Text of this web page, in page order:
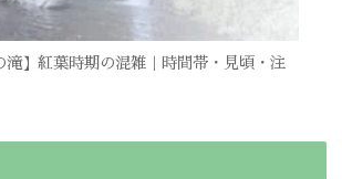
滝】紅葉時期の混雑｜時間帯・見頃・注